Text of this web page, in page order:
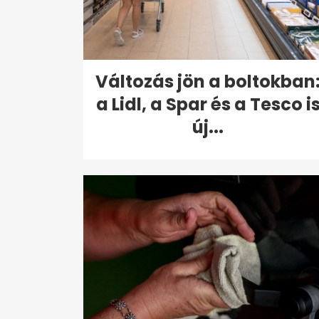
Változás jön a boltokban:
a Lidl, a Spar és a Tesco is
új...